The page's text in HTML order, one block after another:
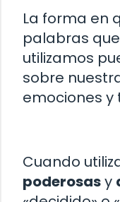
La forma en
palabras
utilizamos
sobre
emociones y
Cuando
poderosasy